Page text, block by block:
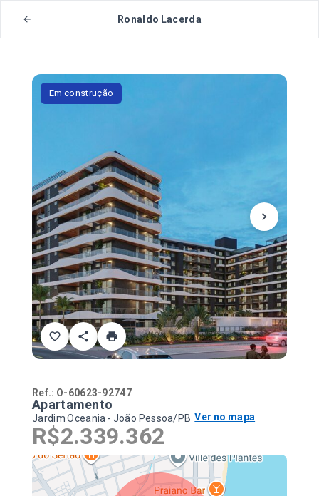
Ronaldo Lacerda
Em construção
Ref.: O-60623-92747
Apartamento
Jardim Oceania - João Pessoa/PB Ver no mapa
R$2.339.362